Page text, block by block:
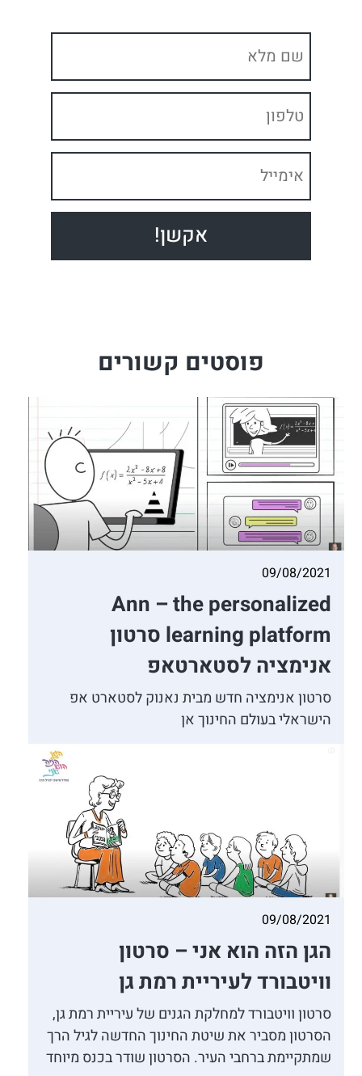
פוסטים קשורים
09/08/2021
Ann – the personalized
learning platform סרטון
אנימציה לסטארטאפ
סרטון אנימציה חדש מבית נאנוק לסטארט אפ
הישראלי בעולם החינוך אן
09/08/2021
הגן הזה הוא אני – סרטון
וויטבורד לעיריית רמת גן
סרטון וויטבורד למחלקת הגנים של עיריית רמת גן,
הסרטון מסביר את שיטת החינוך החדשה לגיל הרך
שמתקיימת ברחבי העיר. הסרטון שודר בכנס מיוחד